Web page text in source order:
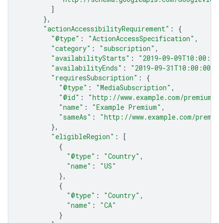
]
},
"actionAccessibilityRequirement" :
{
"@type" : "ActionAccessSpecification" ,
"category" : "subscription" ,
"availabilityStarts" :
"2019-09-
"availabilityEnds" :
"2019-09-31T10:00:00Z"
"requiresSubscription" :
{
"@type" : "MediaSubscription" ,
"@id" :
"http://www.example.com/
"name" : "Example Premium" ,
"sameAs" :
"http://www.example.com/
},
"eligibleRegion" :
[
{
"@type" : "Country" ,
"name" :
"US"
},
{
"@type" : "Country" ,
"name" :
"CA"
}